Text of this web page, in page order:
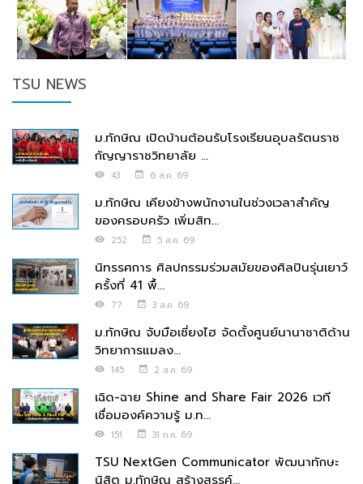
TSU NEWS
ม.ทักษิณ เปิดบ้านต้อนรับโรงเรียนอุบลรัตนราช
กัญญาราชวิทยาลัย ...
43 6 ส.ค. 69
ม.ทักษิณ เคียงข้างพนักงานในช่วงเวลาสำคัญ
ของครอบครัว เพิ่มสิท...
252 5 ส.ค. 69
นิทรรศการ ศิลปกรรมร่วมสมัยของศิลปินรุ่นเยาว์
ครั้งที่ 41 พื้...
77 3 ส.ค. 69
ม.ทักษิณ จับมือเซี่ยงไฮ จัดตั้งศูนย์นานาชาติด้าน
วิทยาการแมลง...
145 2 ส.ค. 69
เฉิด-ฉาย Shine and Share Fair 2026 เวที
เชื่อมองค์ความรู้ ม.ท...
151 31 ก.ค. 69
TSU NextGen Communicator พัฒนาทักษะ
นิสิต ม.ทักษิณ สร้างสรรค์...